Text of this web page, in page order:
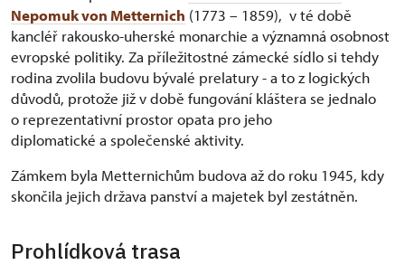
Nepomuk von Metternich (1773 – 1859), v té době
kancléř rakousko-uherské monarchie a významná osobnost
evropské politiky. Za příležitostné zámecké sídlo si tehdy
rodina zvolila budovu bývalé prelatury - a to z logických
důvodů, protože již v době fungování kláštera se jednalo
o reprezentativní prostor opata pro jeho
diplomatické a společenské aktivity.
Zámkem byla Metternichům budova až do roku 1945, kdy
skončila jejich država panství a majetek byl zestátněn.
Prohlídková trasa